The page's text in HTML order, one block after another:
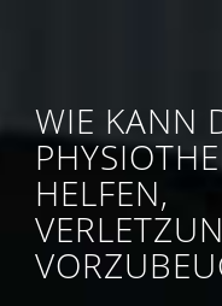
WIE KANN
HELFEN,